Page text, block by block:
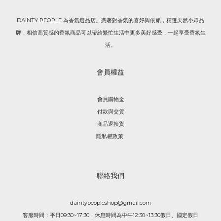
DAINTY PEOPLE 為香氛選品店。憑著對香氛的喜好與依賴，精選天然小眾品
牌，相信高質感的香氛商品可以帶給繁忙生活中更多美好感受，一起享受香氛生
活。
會員權益
會員購物金
付款與交貨
商品退換貨
隱私權政策
聯絡我們
daintypeopleshop@gmail.com
客服時間：平日09:30~17:30，休息時間為中午12:30~13:30假日、國定假日